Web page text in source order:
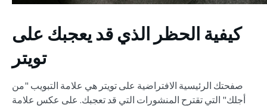
كيفية الحظر الذي قد يعجبك على
تويتر
صفحتك الرئيسية الافتراضية على تويتر هي علامة التبويب "من
أجلك" التي تقترح المنشورات التي قد تعجبك. على عكس علامة